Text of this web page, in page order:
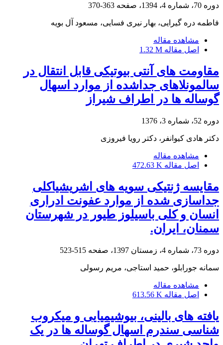
دوره 70، شماره 4، 1394، صفحه 363-370
فاطمه دره گیرایی، بهار نیری فسایی، مسعود آل بویه
مشاهده مقاله
اصل مقاله 1.32 M
مقاومت های آنتی بیوتیکی قابل انتقال در
سالمونلاهای جداشده از موارد اسهال
گوساله ها در اطراف شیراز
دوره 52، شماره 3، 1376
دکتر هادی کیوانفر، دکتر رویا فیروزی
مشاهده مقاله
اصل مقاله 472.63 K
مقایسه ژنتیکی سویه های اشریشیاکلی
جداسازی شده از موارد عفونت ادراری
انسان و کلی باسیلوز طیور در شهرستان
سمنان، ایران.
دوره 73، شماره 4، زمستان 1397، صفحه 515-523
سمانه جورابلو، حمید استاجی، مریم رسولی
مشاهده مقاله
اصل مقاله 613.56 K
یافته های بالینی، بیوشیمیایی و میکروب
شناسی سندرم اسهال گوساله ها در یک